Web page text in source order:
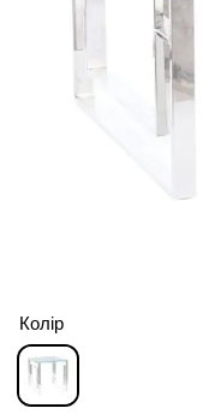
Колір